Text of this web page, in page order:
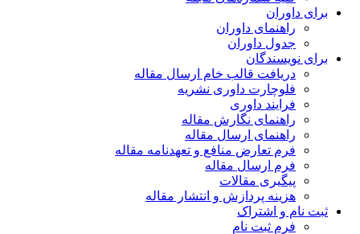
برای داوران
راهنمای داوران
جدول داوران
برای نویسندگان
دریافت قالب خام ارسال مقاله
فلوچارت داوری نشریه
فرایند داوری
راهنمای نگارش مقاله
راهنمای ارسال مقاله
فرم تعارض منافع و تعهدنامه مقاله
فرم ارسال مقاله
پیگیری مقالات
هزینه پردازش و انتشار مقاله
ثبت نام و اشتراک
فرم ثبت نام